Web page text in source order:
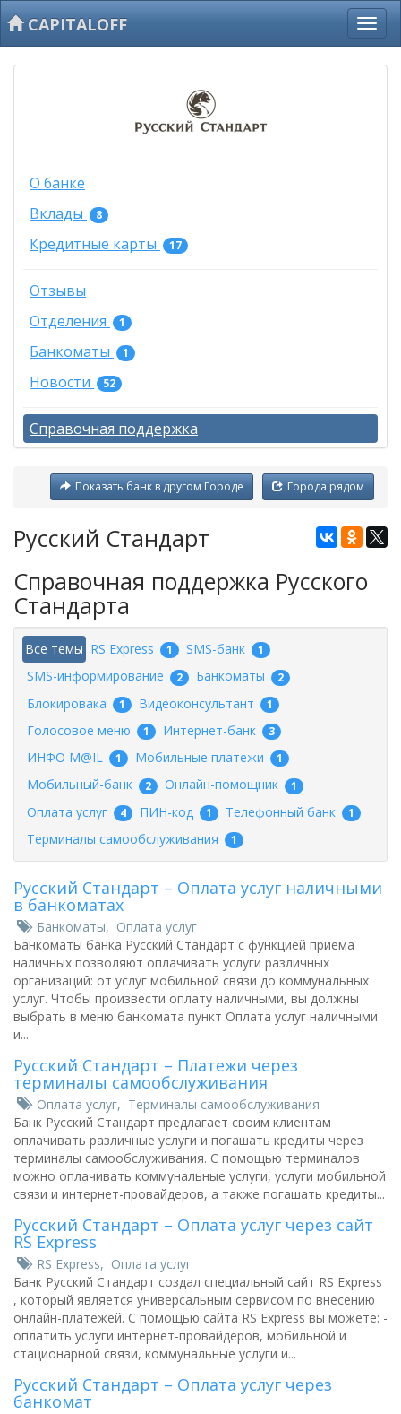
CAPITALOFF
О банке
Вклады
8
Кредитные карты 17
Отзывы
Отделения
1
Банкоматы 1
Новости 52
Справочная поддержка
Города рядом
Показать банк в другом Городе
Русский Стандарт
Справочная поддержка Русского
Стандарта
Все темы RS Express 1 SMS-банк 1
SMS-информирование 2 Банкоматы 2
Блокировака 1 Видеоконсультант 1
Голосовое меню 1 Интернет-банк 3
ИНФО M@IL 1 Мобильные платежи 1
Мобильный-банк 2 Онлайн-помощник 1
Оплата услуг 4 ПИН-код 1 Телефонный банк 1
Терминалы самообслуживания 1
Русский Стандарт – Оплата услуг наличными
в банкоматах
Банкоматы, Оплата услуг
Банкоматы банка Русский Стандарт с функцией приема
наличных позволяют оплачивать услуги различных
организаций: от услуг мобильной связи до коммунальных
услуг. Чтобы произвести оплату наличными, вы должны
выбрать в меню банкомата пункт Оплата услуг наличными
и...
Русский Стандарт – Платежи через
терминалы самообслуживания
Оплата услуг, Терминалы самообслуживания
Банк Русский Стандарт предлагает своим клиентам
оплачивать различные услуги и погашать кредиты через
терминалы самообслуживания. С помощью терминалов
можно оплачивать коммунальные услуги, услуги мобильной
связи и интернет-провайдеров, а также погашать кредиты...
Русский Стандарт – Оплата услуг через сайт
RS Express
RS Express, Оплата услуг
Банк Русский Стандарт создал специальный сайт RS Express
, который является универсальным сервисом по внесению
онлайн-платежей. С помощью сайта RS Express вы можете: -
оплатить услуги интернет-провайдеров, мобильной и
стационарной связи, коммунальные услуги и...
Русский Стандарт – Оплата услуг через
банкомат